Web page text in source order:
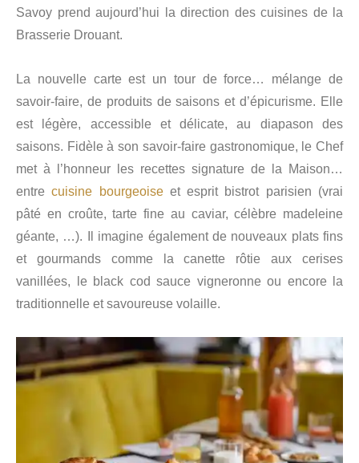
Savoy prend aujourd’hui la direction des cuisines de la
Brasserie Drouant.
La nouvelle carte est un tour de force… mélange de
savoir-faire, de produits de saisons et d’épicurisme. Elle
est légère, accessible et délicate, au diapason des
saisons. Fidèle à son savoir-faire gastronomique, le Chef
met à l’honneur les recettes signature de la Maison…
entrecuisine bourgeoiseet esprit bistrot parisien (vrai
pâté en croûte, tarte fine au caviar, célèbre madeleine
géante, …). Il imagine également de nouveaux plats fins
et gourmands comme la canette rôtie aux cerises
vanillées, le black cod sauce vigneronne ou encore la
traditionnelle et savoureuse volaille.